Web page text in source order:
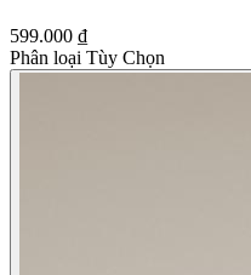
599.000 ₫
Phân loại Tùy Chọn